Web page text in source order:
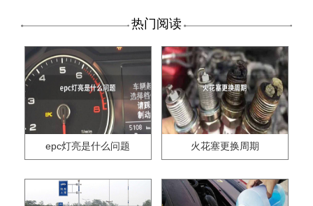
热门阅读
epc灯亮是什么问题 火花塞更换周期